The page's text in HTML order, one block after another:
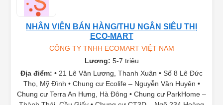
NHÂN VIÊN BÁN HÀNG/THU NGÂN SIÊU THỊ
ECO-MART
CÔNG TY TNHH ECOMART VIỆT NAM
Lương: 5-7 triệu
Địa điểm: • 21 Lê Văn Lương, Thanh Xuân • Số 8 Lê Đức
Thọ, Mỹ Đình • Chung cư Ecolife – Nguyễn Văn Huyên •
Chung cư Terra An Hưng, Hà Đông • Chung cư ParkHome –